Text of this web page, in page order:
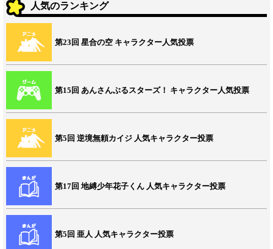
人気のランキング
第23回 星合の空 キャラクター人気投票
第15回 あんさんぶるスターズ！ キャラクター人気投票
第5回 逆境無頼カイジ 人気キャラクター投票
第17回 地縛少年花子くん 人気キャラクター投票
第5回 亜人 人気キャラクター投票